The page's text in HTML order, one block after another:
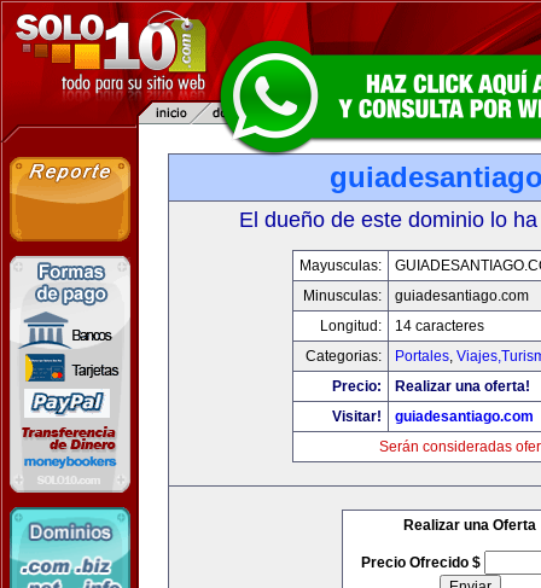
El dueño de este dominio lo
Mayusculas:
Minusculas:
guiadesantiago.com
Longitud:
14 caracteres
Categorias:
Portales,
Precio:
Realizar una oferta!
Visitar!
guiadesantiago.com
Serán consideradas
Realizar una Oferta
Precio Ofrecido $